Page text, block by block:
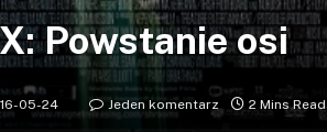
Powstanie osi
05-24 Jeden komentarz 2 Mins Read